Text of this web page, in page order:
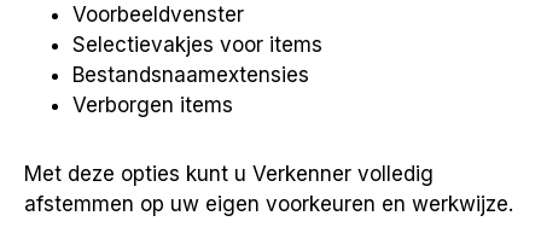
Voorbeeldvenster
Selectievakjes voor items
Bestandsnaamextensies
Verborgen items
Met deze opties kunt u Verkenner volledig
afstemmen op uw eigen voorkeuren en werkwijze.